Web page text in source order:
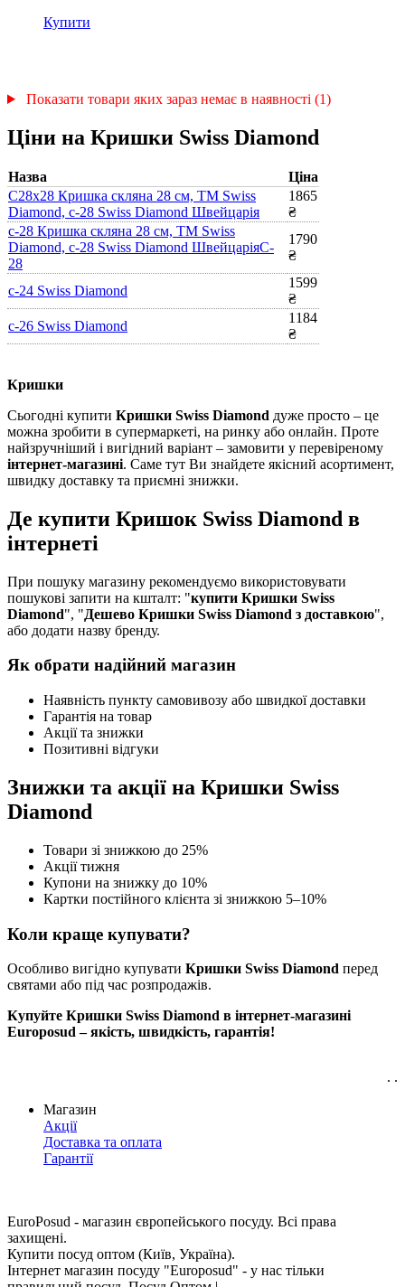
Купити
Показати товари яких зараз немає в наявності (1)
Ціни на Кришки Swiss Diamond
Назва
Ціна
С28х28 Кришка скляна 28 см, ТМ Swiss
Diamond, c-28 Swiss Diamond Швейцарія
1865
₴
c-28 Кришка скляна 28 см, ТМ Swiss
Diamond, c-28 Swiss Diamond ШвейцаріяC-
28
1790
₴
c-24 Swiss Diamond
1599
₴
c-26 Swiss Diamond
1184
₴
Кришки
Сьогодні купити Кришки Swiss Diamond дуже просто – це
можна зробити в супермаркеті, на ринку або онлайн. Проте
найзручніший і вигідний варіант – замовити у перевіреному
інтернет-магазині. Саме тут Ви знайдете якісний асортимент,
швидку доставку та приємні знижки.
Де купити Кришок Swiss Diamond в
інтернеті
При пошуку магазину рекомендуємо використовувати
пошукові запити на кшталт: "купити Кришки Swiss
Diamond", "Дешево Кришки Swiss Diamond з доставкою",
або додати назву бренду.
Як обрати надійний магазин
Наявність пункту самовивозу або швидкої доставки
Гарантія на товар
Акції та знижки
Позитивні відгуки
Знижки та акції на Кришки Swiss
Diamond
Товари зі знижкою до 25%
Акції тижня
Купони на знижку до 10%
Картки постійного клієнта зі знижкою 5–10%
Коли краще купувати?
Особливо вигідно купувати Кришки Swiss Diamond перед
святами або під час розпродажів.
Купуйте Кришки Swiss Diamond в інтернет-магазині
Europosud – якість, швидкість, гарантія!
. .
Магазин
Акції
Доставка та оплата
Гарантії
EuroPosud - магазин європейського посуду. Всі права
захищені.
Купити посуд оптом (Київ, Україна).
Інтернет магазин посуду "Europosud" - у нас тільки